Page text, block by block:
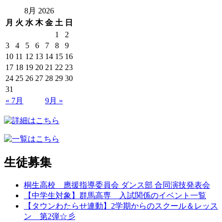
8月 2026
月 火 水 木 金 土 日
1
2
3
4 5 6 7 8
9
10 11 12 13 14 15 16
17 18 19 20 21 22 23
24 25 26 27 28 29 30
31
« 7月
9月 »
生徒募集
桐生高校 應援指導委員会 ダンス部 合同演技発表会
【中学生対象】群馬高専 入試関係のイベント一覧
【タウンわたらせ連動】2学期からのスクール＆レッス
ン 第2弾☆彡